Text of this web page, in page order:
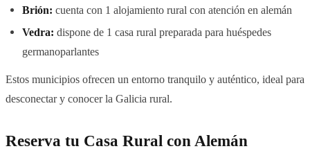
Brión: cuenta con 1 alojamiento rural con atención en alemán
Vedra: dispone de 1 casa rural preparada para huéspedes
germanoparlantes
Estos municipios ofrecen un entorno tranquilo y auténtico, ideal para
desconectar y conocer la Galicia rural.
Reserva tu Casa Rural con Alemán